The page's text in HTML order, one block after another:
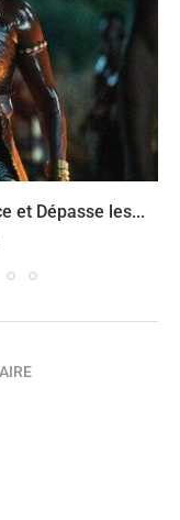
et Dépasse les...